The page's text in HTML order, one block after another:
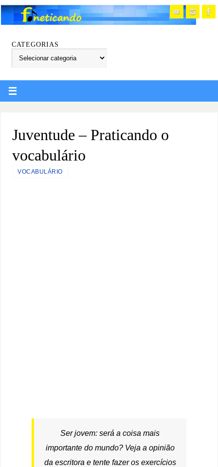
CATEGORIAS
Juventude – Praticando o
vocabulário
VOCABULÁRIO
Ser jovem: será a coisa mais
importante do mundo? Veja a opinião
da escritora e tente fazer os exercícios